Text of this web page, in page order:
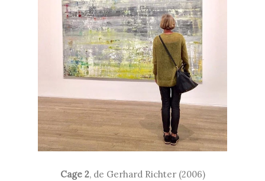
Cage 2, de Gerhard Richter (2006)